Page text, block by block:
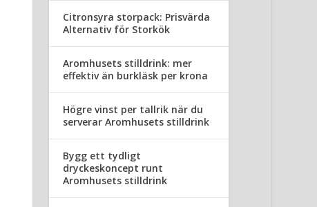
Citronsyra storpack: Prisvärda
Alternativ för Storkök
Aromhusets stilldrink: mer
effektiv än burkläsk per krona
Högre vinst per tallrik när du
serverar Aromhusets stilldrink
Bygg ett tydligt
dryckeskoncept runt
Aromhusets stilldrink